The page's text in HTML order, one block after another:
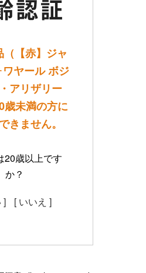
（【赤】ジャ
ワヤール ボジ
アリザリー
歳未満の方に
きません。
20歳以上です
か？
] [ いいえ ]